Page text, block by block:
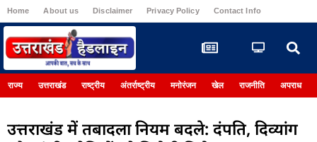
Home About us Disclaimer Privacy Policy Contact Info
राज्य उत्तराखंड राष्ट्रीय अंतर्राष्ट्रीय मनोरंजन खेल राजनीति अपराध
उत्तराखंड में तबादला नियम बदले: दंपति, दिव्यांग